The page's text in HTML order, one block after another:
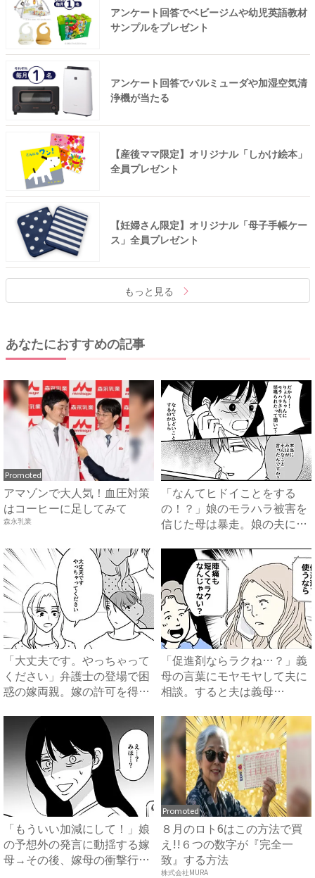
アンケート回答でベビージムや幼児英語教材
サンプルをプレゼント
アンケート回答でバルミューダや加湿空気清
浄機が当たる
【産後ママ限定】オリジナル「しかけ絵本」
全員プレゼント
【妊婦さん限定】オリジナル「母子手帳ケー
ス」全員プレゼント
もっと見る
あなたにおすすめの記事
Promoted
アマゾンで大人気！血圧対策
はコーヒーに足してみて
森永乳業
「なんてヒドイことをする
の！？」娘のモラハラ被害を
信じた母は暴走。娘の夫に電
「大丈夫です。やっちゃって
ください」弁護士の登場で困
惑の嫁両親。嫁の許可を得た
「促進剤ならラクね…？」義
母の言葉にモヤモヤして夫に
相談。すると夫は義母
「もういい加減にして！」娘
の予想外の発言に動揺する嫁
母→その後、嫁母の衝撃行動
Promoted
８月のロト6はこの方法で買
え!!６つの数字が『完全一
致』する方法
株式会社MURA